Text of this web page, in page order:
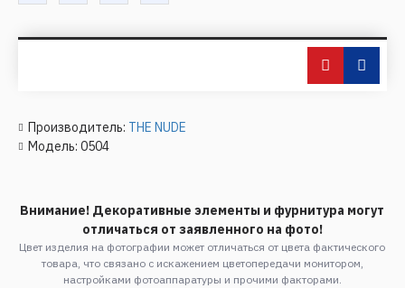
Производитель: THE NUDE
Модель: 0504
Внимание! Декоративные элементы и фурнитура могут
отличаться от заявленного на фото!
Цвет изделия на фотографии может отличаться от цвета фактического
товара, что связано с искажением цветопередачи монитором,
настройками фотоаппаратуры и прочими факторами.